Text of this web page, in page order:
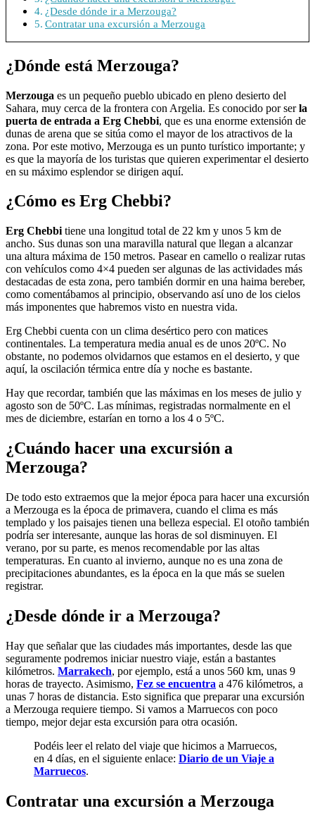
¿Desde dónde ir a Merzouga?
Contratar una excursión a Merzouga
¿Dónde está Merzouga?
Merzouga es un pequeño pueblo ubicado en pleno desierto del
Sahara, muy cerca de la frontera con Argelia. Es conocido por serla
puerta de entrada a Erg Chebbi, que es una enorme extensión de
dunas de arena que se sitúa como el mayor de los atractivos de la
zona. Por este motivo, Merzouga es un punto turístico importante; y
es que la mayoría de los turistas que quieren experimentar el desierto
en su máximo esplendor se dirigen aquí.
¿Cómo es Erg Chebbi?
Erg Chebbi tiene una longitud total de 22 km y unos 5 km de
ancho. Sus dunas son una maravilla natural que llegan a alcanzar
una altura máxima de 150 metros. Pasear en camello o realizar rutas
con vehículos como 4×4 pueden ser algunas de las actividades más
destacadas de esta zona, pero también dormir en una haima bereber,
como comentábamos al principio, observando así uno de los cielos
más imponentes que habremos visto en nuestra vida.
Erg Chebbi cuenta con un clima desértico pero con matices
continentales. La temperatura media anual es de unos 20ºC. No
obstante, no podemos olvidarnos que estamos en el desierto, y que
aquí, la oscilación térmica entre día y noche es bastante.
Hay que recordar, también que las máximas en los meses de julio y
agosto son de 50ºC. Las mínimas, registradas normalmente en el
mes de diciembre, estarían en torno a los 4 o 5ºC.
¿Cuándo hacer una excursión a
Merzouga?
De todo esto extraemos que la mejor época para hacer una excursión
a Merzouga es la época de primavera, cuando el clima es más
templado y los paisajes tienen una belleza especial. El otoño también
podría ser interesante, aunque las horas de sol disminuyen. El
verano, por su parte, es menos recomendable por las altas
temperaturas. En cuanto al invierno, aunque no es una zona de
precipitaciones abundantes, es la época en la que más se suelen
registrar.
¿Desde dónde ir a Merzouga?
Hay que señalar que las ciudades más importantes, desde las que
seguramente podremos iniciar nuestro viaje, están a bastantes
kilómetros. Marrakech, por ejemplo, está a unos 560 km, unas 9
horas de trayecto. Asimismo, Fez se encuentra a 476 kilómetros, a
unas 7 horas de distancia. Esto significa que preparar una excursión
a Merzouga requiere tiempo. Si vamos a Marruecos con poco
tiempo, mejor dejar esta excursión para otra ocasión.
Podéis leer el relato del viaje que hicimos a Marruecos,
en 4 días, en el siguiente enlace: Diario de un Viaje a
Marruecos.
Contratar una excursión a Merzouga